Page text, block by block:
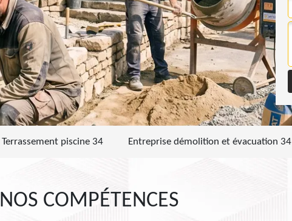
Terrassement piscine 34 Entreprise démolition et évacuation 34
NOS COMPÉTENCES